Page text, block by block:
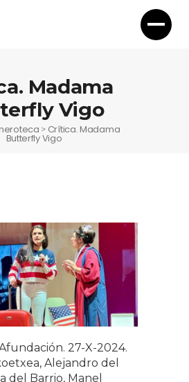
Madama
Vigo
> Crítica. Madama
Butterfly Vigo
27-X-2024.
Alejandro del
del Barrio, Manel